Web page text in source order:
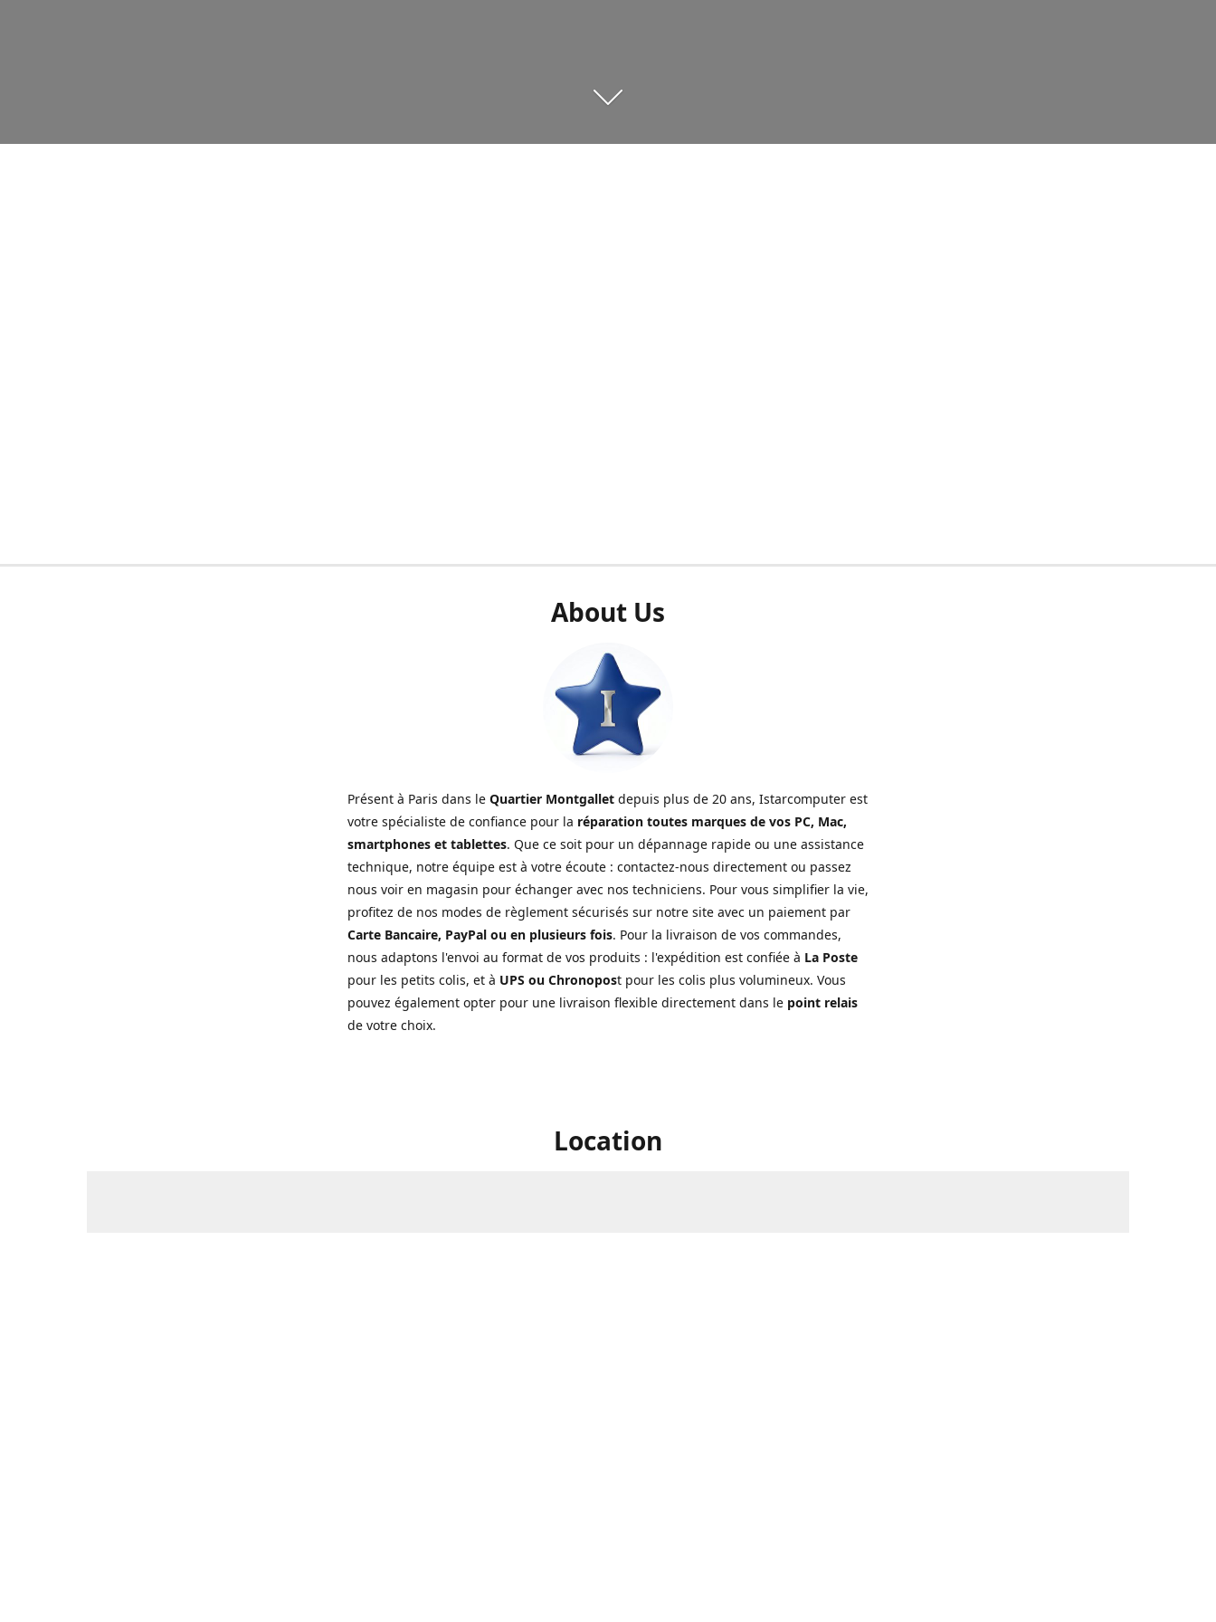
About Us
Présent à Paris dans le Quartier Montgallet depuis plus de 20 ans, Istarcomputer est
votre spécialiste de confiance pour la réparation toutes marques de vos PC, Mac,
smartphones et tablettes. Que ce soit pour un dépannage rapide ou une assistance
technique, notre équipe est à votre écoute : contactez-nous directement ou passez
nous voir en magasin pour échanger avec nos techniciens. Pour vous simplifier la vie,
profitez de nos modes de règlement sécurisés sur notre site avec un paiement par
Carte Bancaire, PayPal ou en plusieurs fois. Pour la livraison de vos commandes,
nous adaptons l'envoi au format de vos produits : l'expédition est confiée à La Poste
pour les petits colis, et à UPS ou Chronopost pour les colis plus volumineux. Vous
pouvez également opter pour une livraison flexible directement dans le point relais
de votre choix.
Location